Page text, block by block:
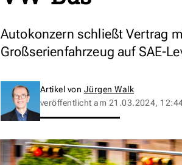
Autokonzern schließt Vertrag
Großserienfahrzeug auf SAE-
Artikel von Jürgen Walk
veröffentlicht am 21.03.2024,